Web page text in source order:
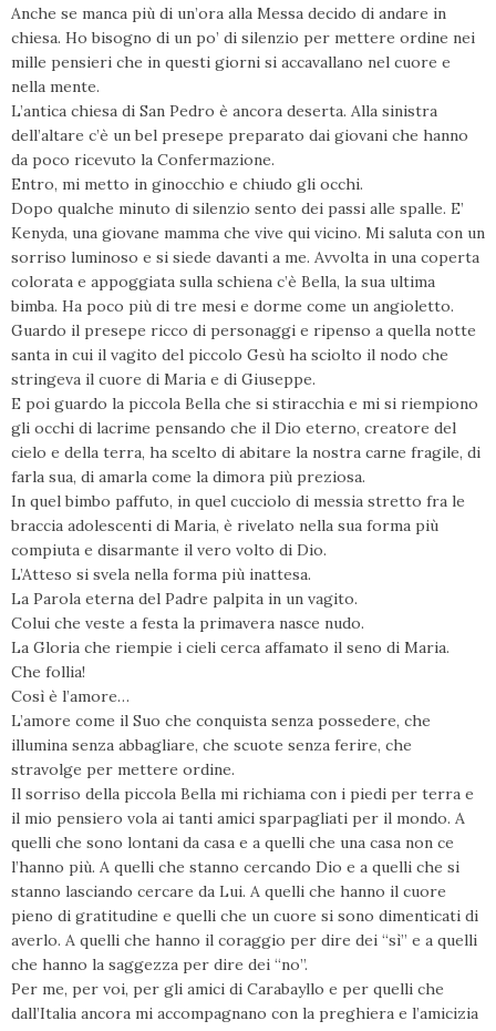
Anche se manca più di un’ora alla Messa decido di andare in
chiesa. Ho bisogno di un po’ di silenzio per mettere ordine nei
mille pensieri che in questi giorni si accavallano nel cuore e
nella mente.
L’antica chiesa di San Pedro è ancora deserta. Alla sinistra
dell’altare c’è un bel presepe preparato dai giovani che hanno
da poco ricevuto la Confermazione.
Entro, mi metto in ginocchio e chiudo gli occhi.
Dopo qualche minuto di silenzio sento dei passi alle spalle. E’
Kenyda, una giovane mamma che vive qui vicino. Mi saluta con un
sorriso luminoso e si siede davanti a me. Avvolta in una coperta
colorata e appoggiata sulla schiena c’è Bella, la sua ultima
bimba. Ha poco più di tre mesi e dorme come un angioletto.
Guardo il presepe ricco di personaggi e ripenso a quella notte
santa in cui il vagito del piccolo Gesù ha sciolto il nodo che
stringeva il cuore di Maria e di Giuseppe.
E poi guardo la piccola Bella che si stiracchia e mi si riempiono
gli occhi di lacrime pensando che il Dio eterno, creatore del
cielo e della terra, ha scelto di abitare la nostra carne fragile, di
farla sua, di amarla come la dimora più preziosa.
In quel bimbo paffuto, in quel cucciolo di messia stretto fra le
braccia adolescenti di Maria, è rivelato nella sua forma più
compiuta e disarmante il vero volto di Dio.
L’Atteso si svela nella forma più inattesa.
La Parola eterna del Padre palpita in un vagito.
Colui che veste a festa la primavera nasce nudo.
La Gloria che riempie i cieli cerca affamato il seno di Maria.
Che follia!
Così è l’amore…
L’amore come il Suo che conquista senza possedere, che
illumina senza abbagliare, che scuote senza ferire, che
stravolge per mettere ordine.
Il sorriso della piccola Bella mi richiama con i piedi per terra e
il mio pensiero vola ai tanti amici sparpagliati per il mondo. A
quelli che sono lontani da casa e a quelli che una casa non ce
l’hanno più. A quelli che stanno cercando Dio e a quelli che si
stanno lasciando cercare da Lui. A quelli che hanno il cuore
pieno di gratitudine e quelli che un cuore si sono dimenticati di
averlo. A quelli che hanno il coraggio per dire dei “sì” e a quelli
che hanno la saggezza per dire dei “no”.
Per me, per voi, per gli amici di Carabayllo e per quelli che
dall’Italia ancora mi accompagnano con la preghiera e l’amicizia